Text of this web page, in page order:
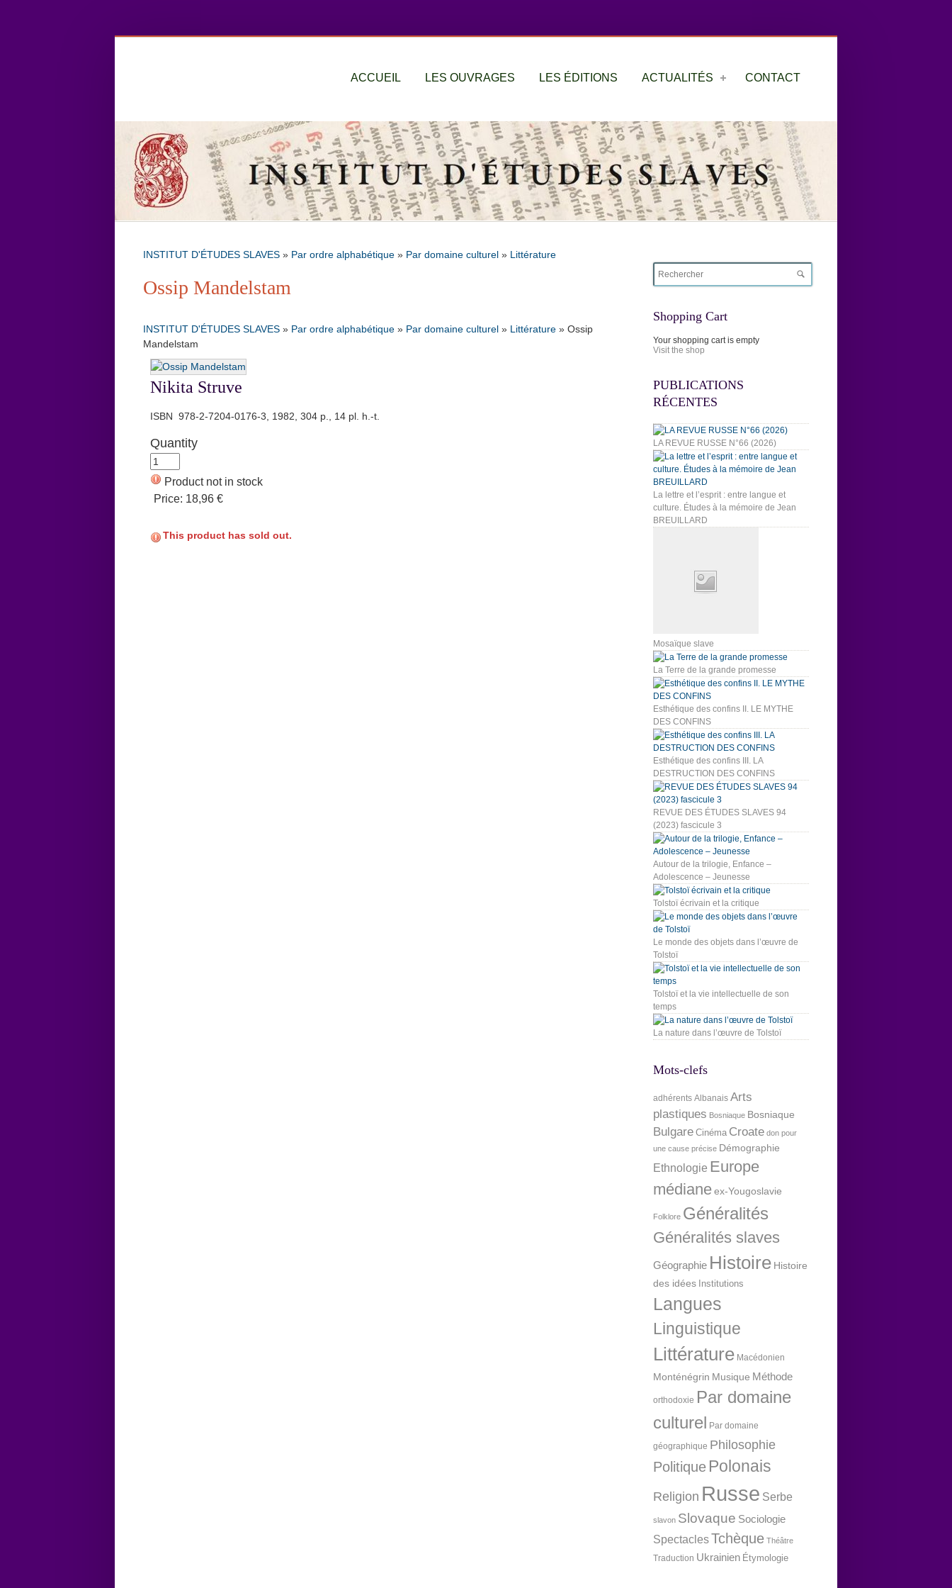
ACCUEIL LES OUVRAGES LES ÉDITIONS ACTUALITÉS CONTACT
INSTITUT D'ÉTUDES SLAVES » Par ordre alphabétique » Par domaine culturel » Littérature
Ossip Mandelstam
INSTITUT D'ÉTUDES SLAVES » Par ordre alphabétique » Par domaine culturel » Littérature » Ossip
Mandelstam
Nikita Struve
ISBN 978-2-7204-0176-3, 1982, 304 p., 14 pl. h.-t.
Quantity
Product not in stock
Price: 18,96 €
This product has sold out.
Shopping Cart
Your shopping cart is empty
Visit the shop
PUBLICATIONS
RÉCENTES
LA REVUE RUSSE N°66 (2026)
La lettre et l’esprit : entre langue et
culture. Études à la mémoire de Jean
BREUILLARD
Mosaïque slave
La Terre de la grande promesse
Esthétique des confins II. LE MYTHE
DES CONFINS
Esthétique des confins III. LA
DESTRUCTION DES CONFINS
REVUE DES ÉTUDES SLAVES 94
(2023) fascicule 3
Autour de la trilogie, Enfance –
Adolescence – Jeunesse
Tolstoï écrivain et la critique
Le monde des objets dans l’œuvre de
Tolstoï
Tolstoï et la vie intellectuelle de son
temps
La nature dans l’œuvre de Tolstoï
Mots-clefs
adhérents Albanais Arts
plastiques Bosniaque Bosniaque
Bulgare Cinéma Croate don pour
une cause précise Démographie
Ethnologie Europe
médianeex-Yougoslavie
Folklore Généralités
Généralités slaves
Géographie Histoire Histoire
des idées Institutions
Langues
Linguistique
Littérature Macédonien
Monténégrin Musique Méthode
orthodoxie Par domaine
culturel Par domaine
géographique Philosophie
Politique Polonais
Religion Russe Serbe
slavon Slovaque Sociologie
SpectaclesTchèque Théâtre
Traduction Ukrainien Étymologie